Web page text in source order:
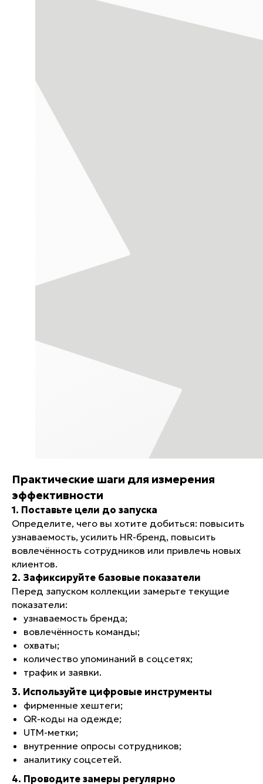
Практические шаги для измерения
эффективности
1. Поставьте цели до запуска
Определите, чего вы хотите добиться: повысить
узнаваемость, усилить HR-бренд, повысить
вовлечённость сотрудников или привлечь новых
клиентов.
2. Зафиксируйте базовые показатели
Перед запуском коллекции замерьте текущие
показатели:
узнаваемость бренда;
вовлечённость команды;
охваты;
количество упоминаний в соцсетях;
трафик и заявки.
3. Используйте цифровые инструменты
фирменные хештеги;
QR-коды на одежде;
UTM-метки;
внутренние опросы сотрудников;
аналитику соцсетей.
4. Проводите замеры регулярно
ЗАКАЗ@AVRORASTORE.RU
Офис Москва:
1-я улица Ямского Поля, д. 1. 17, к. 12, офис 8
Офис Санкт-Петербург:
ул. Киевская, д. 6, БЦ «Киевская 6», офис 102
+7 931 951-45-16
КОНТАКТЫ